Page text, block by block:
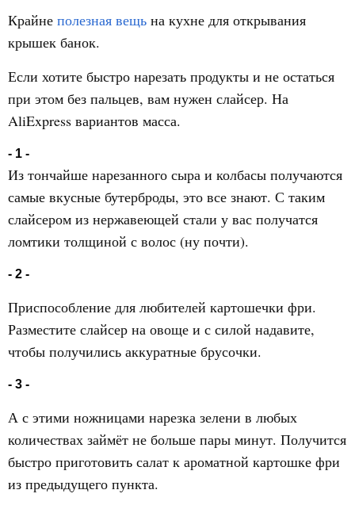
Крайне полезная вещь на кухне для открывания
крышек банок.
Если хотите быстро нарезать продукты и не остаться
при этом без пальцев, вам нужен слайсер. На
AliExpress вариантов масса.
- 1 -
Из тончайше нарезанного сыра и колбасы получаются
самые вкусные бутерброды, это все знают. С таким
слайсером из нержавеющей стали у вас получатся
ломтики толщиной с волос (ну почти).
- 2 -
Приспособление для любителей картошечки фри.
Разместите слайсер на овоще и с силой надавите,
чтобы получились аккуратные брусочки.
- 3 -
А с этими ножницами нарезка зелени в любых
количествах займёт не больше пары минут. Получится
быстро приготовить салат к ароматной картошке фри
из предыдущего пункта.